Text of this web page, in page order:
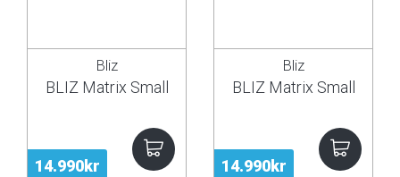
14.990kr
Bliz
BLIZ Matrix Small
14.990kr
Bliz
BLIZ Matrix Small